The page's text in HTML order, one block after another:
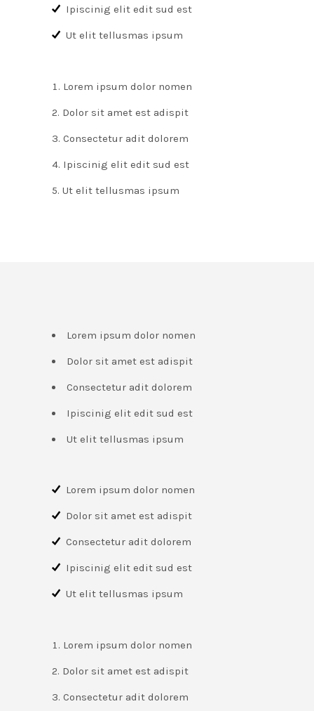
Ipiscinig elit edit sud est
Ut elit tellusmas ipsum
Lorem ipsum dolor nomen
Dolor sit amet est adispit
Consectetur adit dolorem
Ipiscinig elit edit sud est
Ut elit tellusmas ipsum
Lorem ipsum dolor nomen
Dolor sit amet est adispit
Consectetur adit dolorem
Ipiscinig elit edit sud est
Ut elit tellusmas ipsum
Lorem ipsum dolor nomen
Dolor sit amet est adispit
Consectetur adit dolorem
Ipiscinig elit edit sud est
Ut elit tellusmas ipsum
Lorem ipsum dolor nomen
Dolor sit amet est adispit
Consectetur adit dolorem